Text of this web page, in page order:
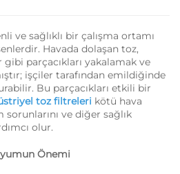
ve sağlıklı bir çalışma ortamı
Havada dolaşan toz,
parçacıkları yakalamak ve
işçiler tarafından emildiğinde
Bu parçacıkları etkili bir
toz filtreleri kötü hava
ve diğer sağlık
olur.
Önemi